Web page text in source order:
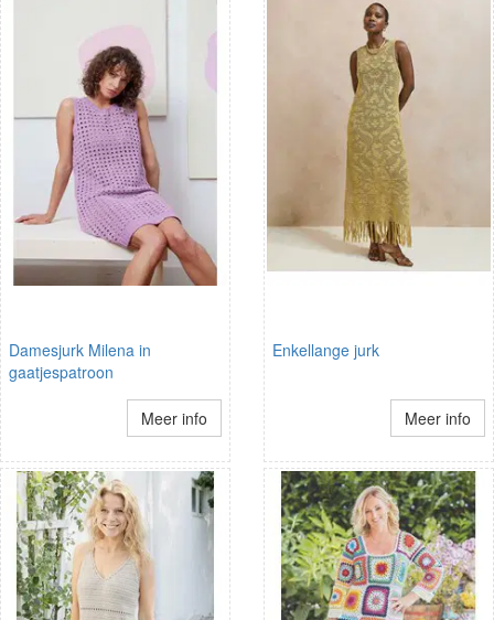
Damesjurk Milena in
gaatjespatroon
Meer info
Enkellange jurk
Meer info